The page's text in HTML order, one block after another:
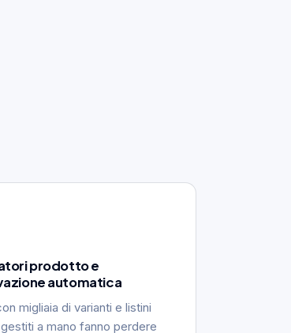
prodotto e
automatica
migliaia di varianti e listini
a mano fanno perdere